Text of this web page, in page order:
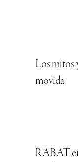
Los mitos
movida
RABAT